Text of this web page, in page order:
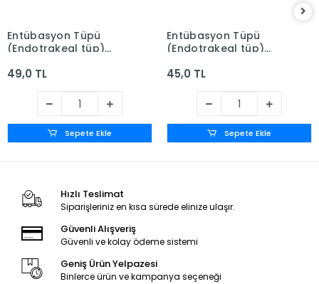
Entübasyon Tüpü
(Endotrakeal tüp)
49,0 TL
Sepete Ekle
Entübasyon Tüpü
(Endotrakeal tüp)
45,0 TL
Sepete Ekle
Hızlı Teslimat
Siparişleriniz en kısa sürede elinize ulaşır.
Güvenli Alışveriş
Güvenli ve kolay ödeme sistemi
Geniş Ürün Yelpazesi
Binlerce ürün ve kampanya seçeneği